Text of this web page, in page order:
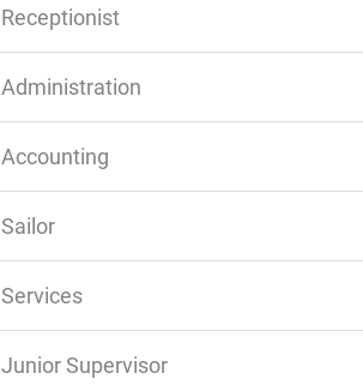
Receptionist
Administration
Accounting
Sailor
Services
Junior Supervisor